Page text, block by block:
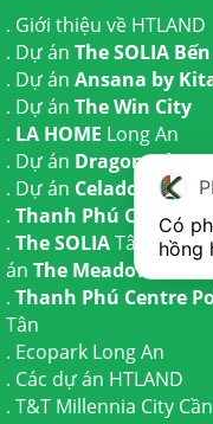
. Giới thiệu về HTLAND
. Dự án The SOLIA
. Dự án Ansana by
. Dự án The Win City
. LA HOME Long An
. Dự án Dragon Eden
. Dự án Celadon City
. Thanh Phú Centre
. The SOLIATây Ninh
án The Meadow
. Thanh Phú Centre
Tân
. Ecopark Long An
. Các dự án HTLAND
. T&T Millennia City
Có
hồng